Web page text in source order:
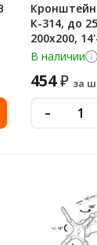
К-314, до
200х200,
В наличии
454₽ за
-